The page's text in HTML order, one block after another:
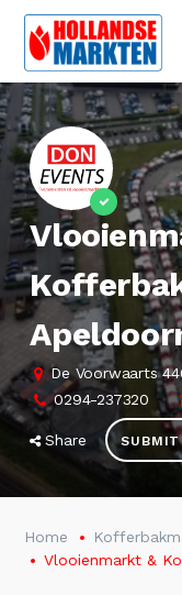
De Voorwaarts
0294-237320
Share SUBMIT
Home
Vlooienmarkt &